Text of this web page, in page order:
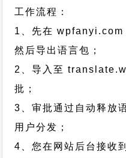
工作流程：
1、先在 wpfanyi.com
然后导出语言包；
2、导入至
批；
3、审批通过自动释放
用户分发；
4、您在网站后台接收